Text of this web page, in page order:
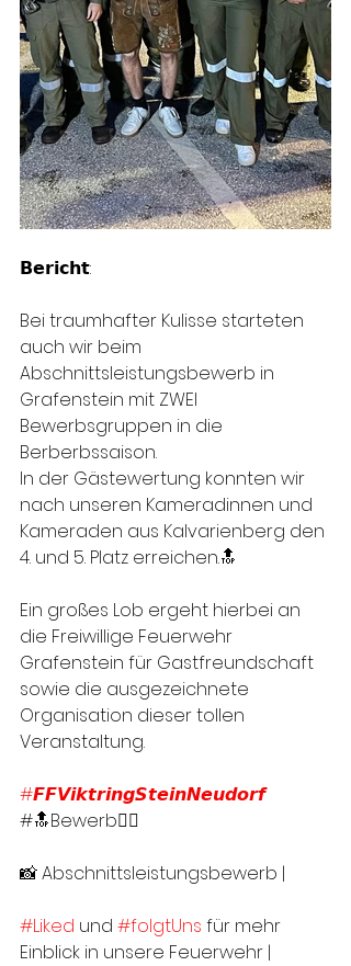
𝗕𝗲𝗿𝗶𝗰𝗵𝘁:
Bei traumhafter Kulisse starteten
auch wir beim
Abschnittsleistungsbewerb in
Grafenstein mit ZWEI
Bewerbsgruppen in die
Berberbssaison.
In der Gästewertung konnten wir
nach unseren Kameradinnen und
Kameraden aus Kalvarienberg den
4. und 5. Platz erreichen.🔝
Ein großes Lob ergeht hierbei an
die Freiwillige Feuerwehr
Grafenstein für Gastfreundschaft
sowie die ausgezeichnete
Organisation dieser tollen
Veranstaltung.
#𝙁𝙁𝙑𝙞𝙠𝙩𝙧𝙞𝙣𝙜𝙎𝙩𝙚𝙞𝙣𝙉𝙚𝙪𝙙𝙤𝙧𝙛
#🔝Bewerb👍🏻
📸 Abschnittsleistungsbewerb |
#Liked und #folgtUns für mehr
Einblick in unsere Feuerwehr |